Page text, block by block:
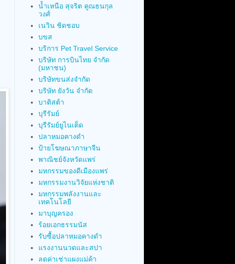
น้ำเหนือ สุจริต คูณธนกุล
วงศ์
เนวิน ชิดชอบ
บขส
บริการ Pet Travel Service
บริษัท การบินไทย จำกัด
(มหาชน)
บริษัทขนส่งจำกัด
บริษัท ยังวัน จำกัด
บาติสต้า
บุรีรัมย์
บุรีรัมย์ยูไนเต็ด
ปลาหมอคางดำ
ป้ายโฆษณาภาษาจีน
พาณิชย์จังหวัดแพร่
มหกรรมของดีเมืองแพร่
มหกรรมงานวิจัยแห่งชาติ
มหกรรมพลังงานและ
เทคโนโลยี
มาบุญครอง
ร้อยเอกธรรมนัส
รับซื้อปลาหมอคางดำ
แรงงานนวดและสปา
ลดค่าเช่าแผงแม่ค้า